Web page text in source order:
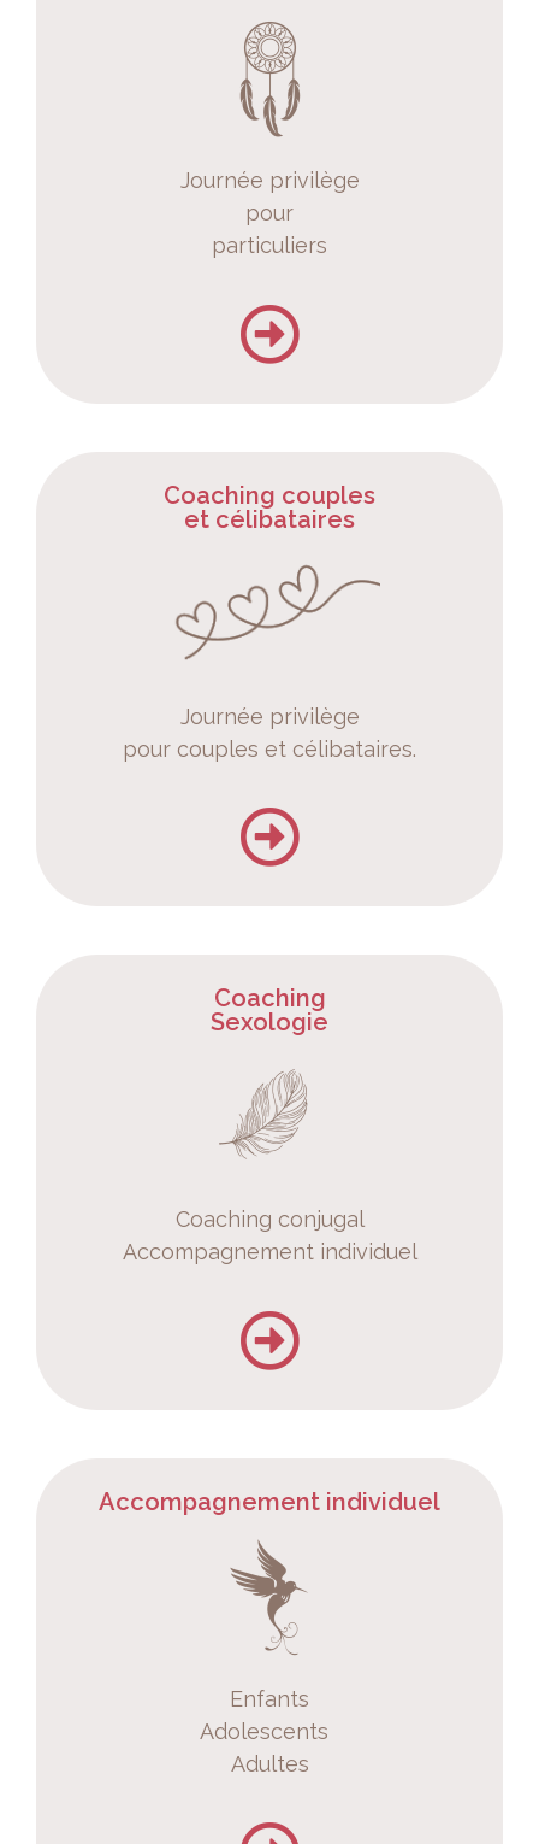
Journée privilège
pour
particuliers
Coaching couples
et célibataires
Journée privilège
pour couples et célibataires.
Coaching
Sexologie
Coaching conjugal
Accompagnement individuel
Accompagnement individuel
Enfants
Adolescents
Adultes